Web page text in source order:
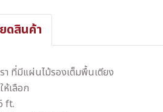
ดสินค้า
า ที่มีแผ่นไม้รองเต็มพื้นเตียง
ห้เลือก
ft.